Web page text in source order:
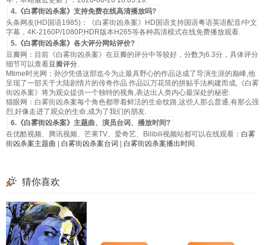
4.《白雾街凶杀案》支持免费在线高清播放吗?
头条网友(HD国语1985)：《白雾街凶杀案》HD国语支持国语粤语英语配音/中文
字幕，4K-2160P/1080P,HDR版本H265等各种高清模式在线免费播放观看.
5.《白雾街凶杀案》各大评分网站评价?
豆瓣网：目前《白雾街凶杀案》在豆瓣的评分中等较好，分数为6.3分，具体评分
细节可以查看豆瓣评分.
Mtime时光网：孙沙凭借这部迄今为止最具野心的作品达成了导演生涯的巅峰,他
呈现了一部关于大陆剧情片的传奇作品.作品以万花筒的拼贴手法构建而成,《白雾
街凶杀案》将为观众提供一个独特的视角,表达出人类内心最深处的秘密.
猫眼网：白雾街凶杀案每个角色都带着鲜活的生命纹路,这些人那么普通,有那么强
烈,好像走进了观众的生命,成为了我们的朋友.
6.《白雾街凶杀案》主题曲、演员台词、播放时间?
在优酷视频、腾讯视频、芒果TV、爱奇艺、Bilibili视频站都可以在线观看： 白雾
街凶杀案主题曲
白雾街凶杀案台词 白雾街凶杀案播出时间 .
猜你喜欢